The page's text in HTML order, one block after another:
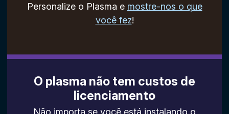
Personalize o Plasma e mostre-nos o que
você fez!
O plasma não tem custos de
licenciamento
Não importa se você está instalando o